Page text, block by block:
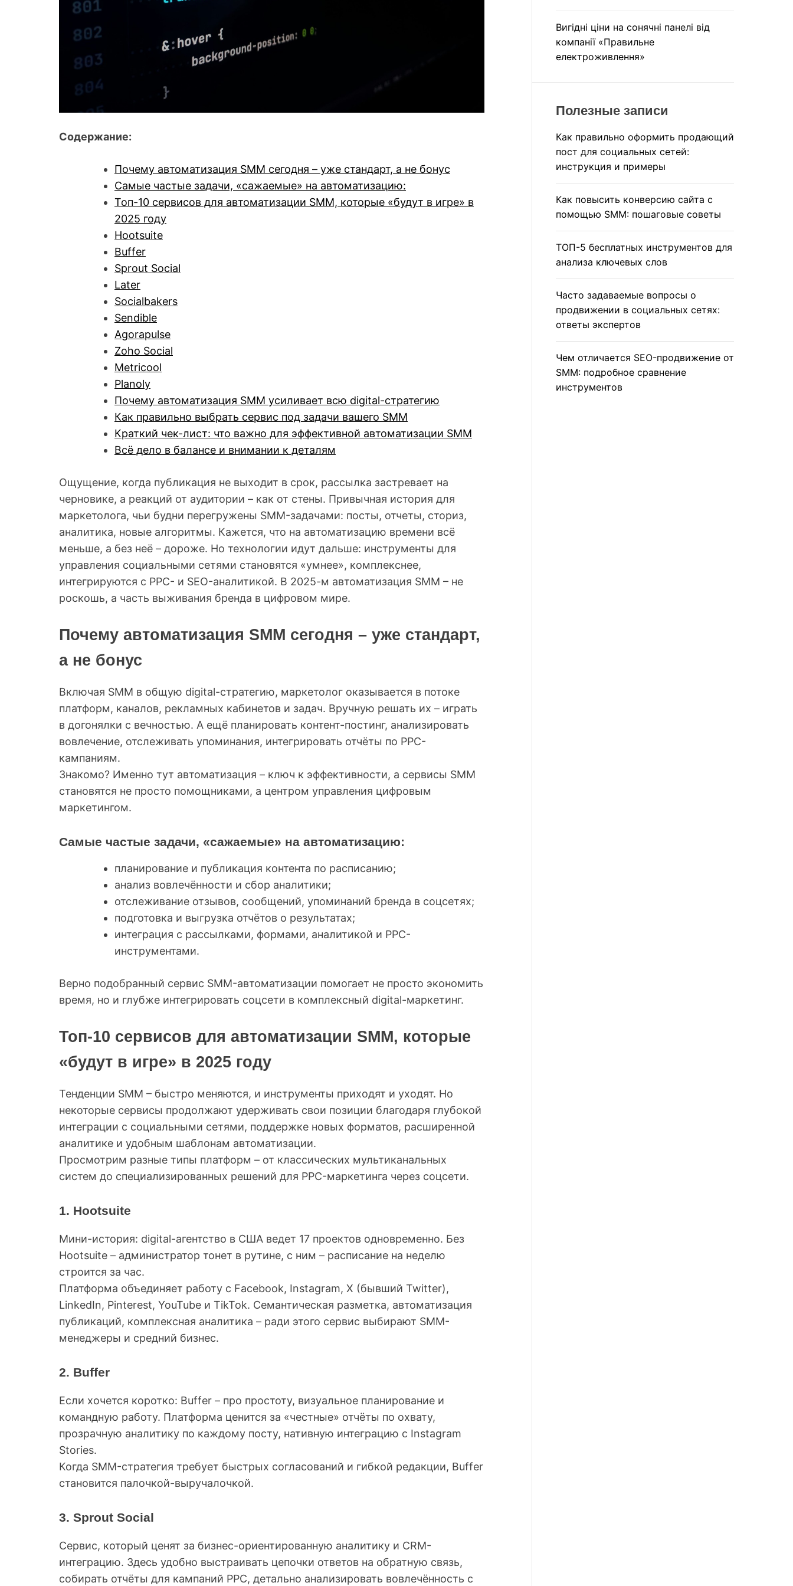
Содержание:
Почему автоматизация SMM сегодня – уже стандарт, а не бонус
Самые частые задачи, «сажаемые» на автоматизацию:
Топ-10 сервисов для автоматизации SMM, которые «будут в игре» в
2025 году
Hootsuite
Buffer
Sprout Social
Later
Socialbakers
Sendible
Agorapulse
Zoho Social
Metricool
Planoly
Почему автоматизация SMM усиливает всю digital-стратегию
Как правильно выбрать сервис под задачи вашего SMM
Краткий чек-лист: что важно для эффективной автоматизации SMM
Всё дело в балансе и внимании к деталям
Ощущение, когда публикация не выходит в срок, рассылка застревает на
черновике, а реакций от аудитории – как от стены. Привычная история для
маркетолога, чьи будни перегружены SMM-задачами: посты, отчеты, сториз,
аналитика, новые алгоритмы. Кажется, что на автоматизацию времени всё
меньше, а без неё – дороже. Но технологии идут дальше: инструменты для
управления социальными сетями становятся «умнее», комплекснее,
интегрируются с PPC- и SEO-аналитикой. В 2025-м автоматизация SMM – не
роскошь, а часть выживания бренда в цифровом мире.
Почему автоматизация SMM сегодня – уже стандарт,
а не бонус
Включая SMM в общую digital-стратегию, маркетолог оказывается в потоке
платформ, каналов, рекламных кабинетов и задач. Вручную решать их – играть
в догонялки с вечностью. А ещё планировать контент-постинг, анализировать
вовлечение, отслеживать упоминания, интегрировать отчёты по PPC-
кампаниям.
Знакомо? Именно тут автоматизация – ключ к эффективности, а сервисы SMM
становятся не просто помощниками, а центром управления цифровым
маркетингом.
Самые частые задачи, «сажаемые» на автоматизацию:
планирование и публикация контента по расписанию;
анализ вовлечённости и сбор аналитики;
отслеживание отзывов, сообщений, упоминаний бренда в соцсетях;
подготовка и выгрузка отчётов о результатах;
интеграция с рассылками, формами, аналитикой и PPC-
инструментами.
Верно подобранный сервис SMM-автоматизации помогает не просто экономить
время, но и глубже интегрировать соцсети в комплексный digital-маркетинг.
Топ-10 сервисов для автоматизации SMM, которые
«будут в игре» в 2025 году
Тенденции SMM – быстро меняются, и инструменты приходят и уходят. Но
некоторые сервисы продолжают удерживать свои позиции благодаря глубокой
интеграции с социальными сетями, поддержке новых форматов, расширенной
аналитике и удобным шаблонам автоматизации.
Просмотрим разные типы платформ – от классических мультиканальных
систем до специализированных решений для PPC-маркетинга через соцсети.
1. Hootsuite
Мини-история: digital-агентство в США ведет 17 проектов одновременно. Без
Hootsuite – администратор тонет в рутине, с ним – расписание на неделю
строится за час.
Платформа объединяет работу с Facebook, Instagram, X (бывший Twitter),
LinkedIn, Pinterest, YouTube и TikTok. Семантическая разметка, автоматизация
публикаций, комплексная аналитика – ради этого сервис выбирают SMM-
менеджеры и средний бизнес.
2. Buffer
Если хочется коротко: Buffer – про простоту, визуальное планирование и
командную работу. Платформа ценится за «честные» отчёты по охвату,
прозрачную аналитику по каждому посту, нативную интеграцию с Instagram
Stories.
Когда SMM-стратегия требует быстрых согласований и гибкой редакции, Buffer
становится палочкой-выручалочкой.
3. Sprout Social
Сервис, который ценят за бизнес-ориентированную аналитику и CRM-
интеграцию. Здесь удобно выстраивать цепочки ответов на обратную связь,
собирать отчёты для кампаний PPC, детально анализировать вовлечённость с
Вигідні ціни на сонячні панелі від
компанії «Правильне
електроживлення»
Полезные записи
Как правильно оформить продающий
пост для социальных сетей:
инструкция и примеры
Как повысить конверсию сайта с
помощью SMM: пошаговые советы
ТОП-5 бесплатных инструментов для
анализа ключевых слов
Часто задаваемые вопросы о
продвижении в социальных сетях:
ответы экспертов
Чем отличается SEO-продвижение от
SMM: подробное сравнение
инструментов